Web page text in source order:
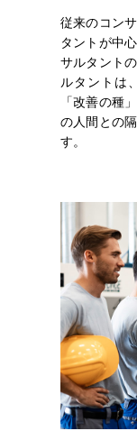
従来のコン
タントが中
サルタント
ルタントは
「改善の種
の人間との
す。